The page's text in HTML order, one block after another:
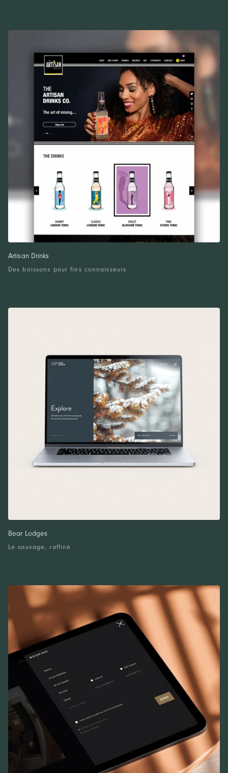
Artisan Drinks
Des boissons pour fins connaisseurs
Bear Lodges
Le sauvage, raffiné